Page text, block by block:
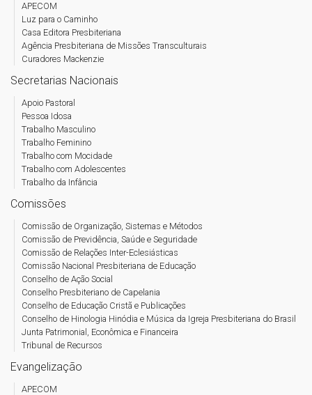
APECOM
Luz para o Caminho
Casa Editora Presbiteriana
Agência Presbiteriana de Missões Transculturais
Curadores Mackenzie
Secretarias Nacionais
Apoio Pastoral
Pessoa Idosa
Trabalho Masculino
Trabalho Feminino
Trabalho com Mocidade
Trabalho com Adolescentes
Trabalho da Infância
Comissões
Comissão de Organização, Sistemas e Métodos
Comissão de Previdência, Saúde e Seguridade
Comissão de Relações Inter-Eclesiásticas
Comissão Nacional Presbiteriana de Educação
Conselho de Ação Social
Conselho Presbiteriano de Capelania
Conselho de Educação Cristã e Publicações
Conselho de Hinologia Hinódia e Música da Igreja Presbiteriana do Brasil
Junta Patrimonial, Econômica e Financeira
Tribunal de Recursos
Evangelização
APECOM